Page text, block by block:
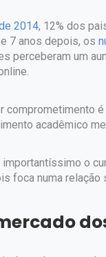
2014, 12% dos
7 anos depois, os
perceberam um
comprometimento
acadêmico
o
foca numa